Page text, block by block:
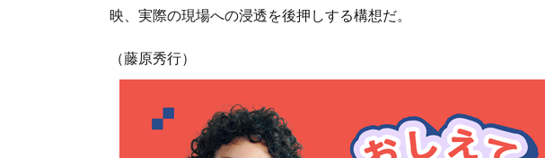
映、実際の現場への浸透を後押しする構想だ。
（藤原秀行）